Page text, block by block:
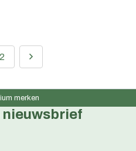
2
merken
advies